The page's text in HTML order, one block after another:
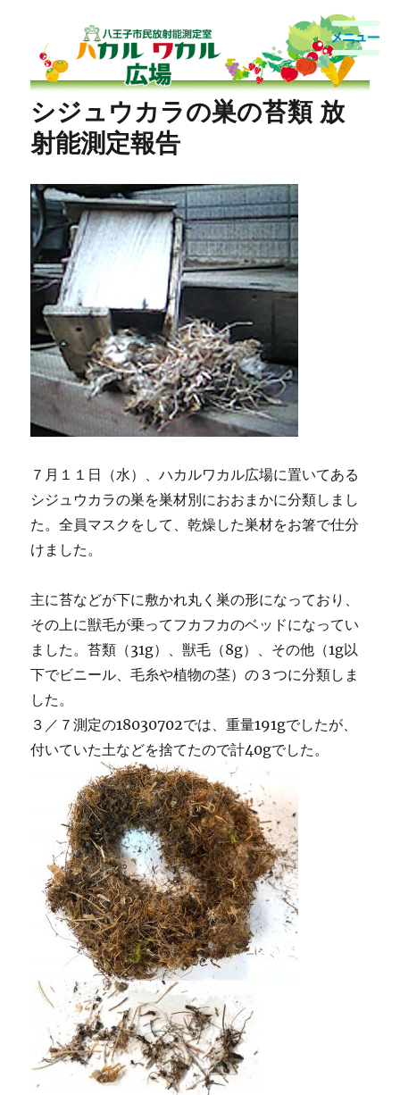
シジュウカラの巣の苔類 放
射能測定報告
７月１１日（水）、ハカルワカル広場に置いてある
シジュウカラの巣を巣材別におおまかに分類しまし
た。全員マスクをして、乾燥した巣材をお箸で仕分
けました。
主に苔などが下に敷かれ丸く巣の形になっており、
その上に獣毛が乗ってフカフカのベッドになってい
ました。苔類（31g）、獣毛（8g）、その他（1g以
下でビニール、毛糸や植物の茎）の３つに分類しま
した。
３／７測定の18030702では、重量191gでしたが、
付いていた土などを捨てたので計40gでした。